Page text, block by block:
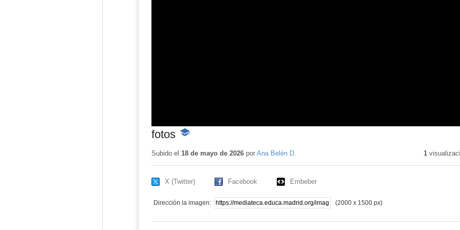
fotos -
educativo
Subido el 18 de mayo de 2026por Ana Belén D. 1
X (Twitter) Facebook Embeber
Dirección la imagen: (2000 x 1500 px)